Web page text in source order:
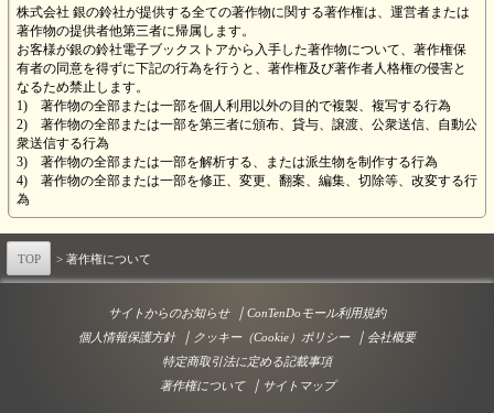
株式会社 銀の鈴社が提供する全ての著作物に関する著作権は、運営者または
著作物の提供者他第三者に帰属します。
お客様が銀の鈴社電子ブックストアから入手した著作物について、著作権保
有者の同意を得ずに下記の行為を行うと、著作権及び著作者人格権の侵害と
なるため禁止します。
1) 著作物の全部または一部を個人利用以外の目的で複製、複写する行為
2) 著作物の全部または一部を第三者に頒布、貸与、譲渡、公衆送信、自動公
衆送信する行為
3) 著作物の全部または一部を解析する、または派生物を制作する行為
4) 著作物の全部または一部を修正、変更、翻案、編集、切除等、改変する行
為
TOP > 著作権について
サイトからのお知らせ ｜ ConTenDoモール利用規約
個人情報保護方針
｜ クッキー（Cookie）ポリシー ｜ 会社概要
特定商取引法に定める記載事項
著作権について
｜ サイトマップ